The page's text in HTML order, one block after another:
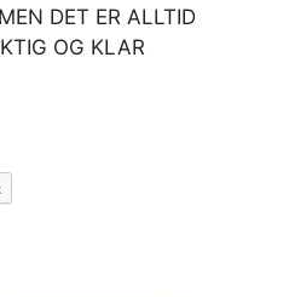
DET ER ALLTID
OG KLAR